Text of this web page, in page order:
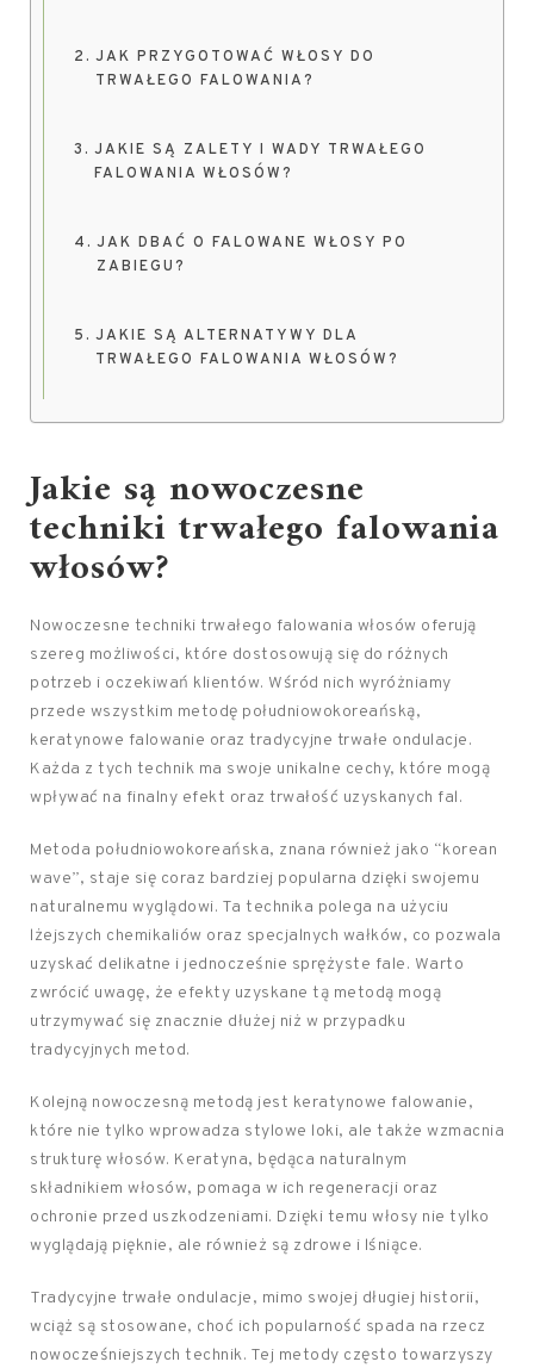
JAK PRZYGOTOWAĆ WŁOSY DO
TRWAŁEGO FALOWANIA?
JAKIE SĄ ZALETY I WADY TRWAŁEGO
FALOWANIA WŁOSÓW?
JAK DBAĆ O FALOWANE WŁOSY PO
ZABIEGU?
JAKIE SĄ ALTERNATYWY DLA
TRWAŁEGO FALOWANIA WŁOSÓW?
Jakie są nowoczesne
techniki trwałego falowania
włosów?
Nowoczesne techniki trwałego falowania włosów oferują
szereg możliwości, które dostosowują się do różnych
potrzeb i oczekiwań klientów. Wśród nich wyróżniamy
przede wszystkim metodę południowokoreańską,
keratynowe falowanie oraz tradycyjne trwałe ondulacje.
Każda z tych technik ma swoje unikalne cechy, które mogą
wpływać na finalny efekt oraz trwałość uzyskanych fal.
Metoda południowokoreańska, znana również jako “korean
wave”, staje się coraz bardziej popularna dzięki swojemu
naturalnemu wyglądowi. Ta technika polega na użyciu
lżejszych chemikaliów oraz specjalnych wałków, co pozwala
uzyskać delikatne i jednocześnie sprężyste fale. Warto
zwrócić uwagę, że efekty uzyskane tą metodą mogą
utrzymywać się znacznie dłużej niż w przypadku
tradycyjnych metod.
Kolejną nowoczesną metodą jest keratynowe falowanie,
które nie tylko wprowadza stylowe loki, ale także wzmacnia
strukturę włosów. Keratyna, będąca naturalnym
składnikiem włosów, pomaga w ich regeneracji oraz
ochronie przed uszkodzeniami. Dzięki temu włosy nie tylko
wyglądają pięknie, ale również są zdrowe i lśniące.
Tradycyjne trwałe ondulacje, mimo swojej długiej historii,
wciąż są stosowane, choć ich popularność spada na rzecz
nowocześniejszych technik. Tej metody często towarzyszy